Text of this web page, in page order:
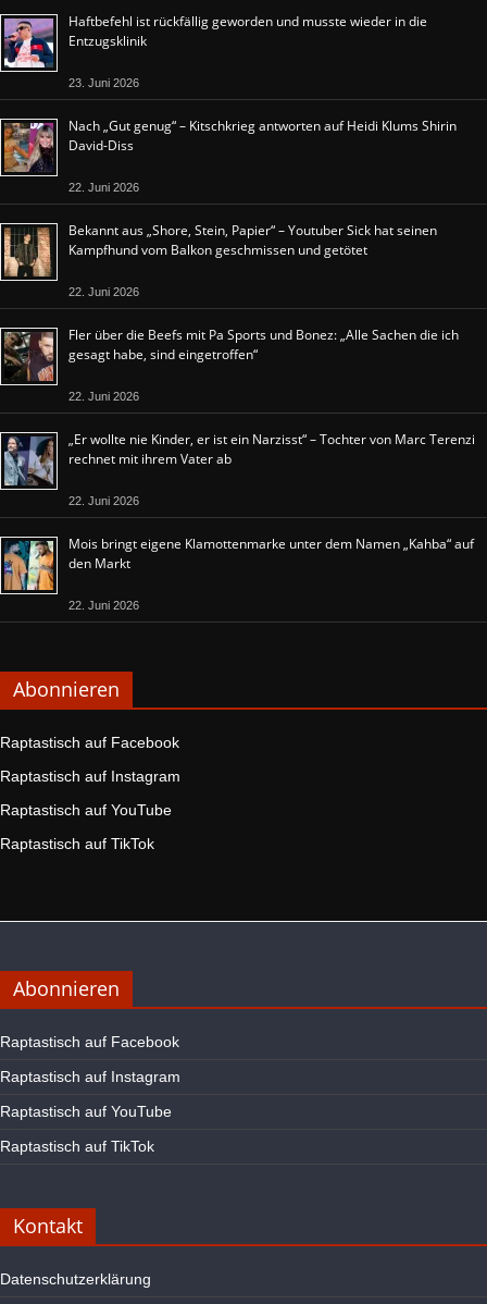
Haftbefehl ist rückfällig geworden und musste wieder in die
Entzugsklinik
23. Juni 2026
Nach „Gut genug“ – Kitschkrieg antworten auf Heidi Klums Shirin
David-Diss
22. Juni 2026
Bekannt aus „Shore, Stein, Papier“ – Youtuber Sick hat seinen
Kampfhund vom Balkon geschmissen und getötet
22. Juni 2026
Fler über die Beefs mit Pa Sports und Bonez: „Alle Sachen die ich
gesagt habe, sind eingetroffen“
22. Juni 2026
„Er wollte nie Kinder, er ist ein Narzisst“ – Tochter von Marc Terenzi
rechnet mit ihrem Vater ab
22. Juni 2026
Mois bringt eigene Klamottenmarke unter dem Namen „Kahba“ auf
den Markt
22. Juni 2026
Abonnieren
Raptastisch auf Facebook
Raptastisch auf Instagram
Raptastisch auf YouTube
Raptastisch auf TikTok
Abonnieren
Raptastisch auf Facebook
Raptastisch auf Instagram
Raptastisch auf YouTube
Raptastisch auf TikTok
Kontakt
Datenschutzerklärung